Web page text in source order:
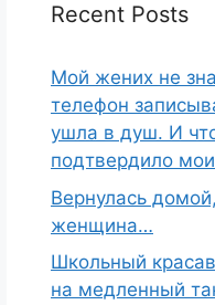
Recent Posts
Мой жених не
телефон
ушла в душ. И
подтвердило
Вернулась
женщина…
Школьный
на медленный